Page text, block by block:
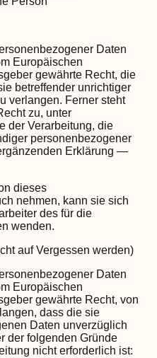
Daten
Europäischen
gewährte Recht, die
betreffender unrichtiger
verlangen. Ferner steht
zu, unter
der Verarbeitung, die
personenbezogener
Erklärung —
dieses
nehmen, kann sie sich
des für die
wenden.
auf Vergessen werden)
Daten
Europäischen
gewährte Recht, von
dass die sie
Daten unverzüglich
der folgenden Gründe
nicht erforderlich ist: